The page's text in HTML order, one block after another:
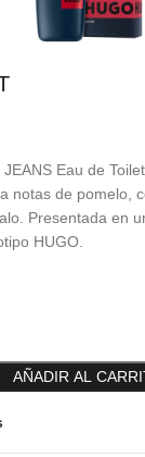
Eau de
notas de pomelo,
Presentada en
HUGO.
AÑADIR AL